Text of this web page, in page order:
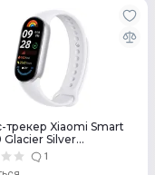
трекер Xiaomi Smart
Glacier Silver
1